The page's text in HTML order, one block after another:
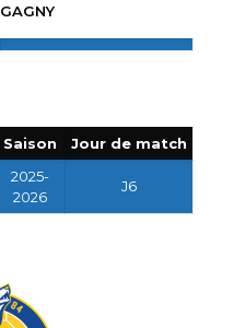
GAGNY
Saison
Jour de match
2025-
2026
J6